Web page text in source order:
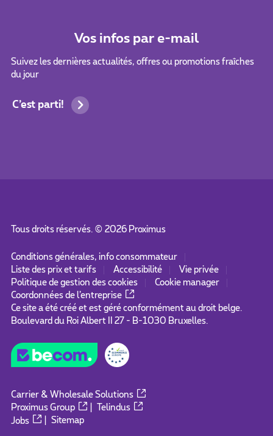
Vos infos par e-mail
Suivez les dernières actualités, offres ou promotions fraîches
du jour
C’est parti!
Tous droits réservés. © 2026Proximus
Conditions générales, info consommateur
Liste des prix et tarifs
Accessibilité
Vie privée
Politique de gestion des cookies
Cookie manager
Coordonnées de l’entreprise
Ce site a été créé et est géré conformément au droit belge.
Boulevard du Roi Albert II 27 - B-1030 Bruxelles.
Carrier & Wholesale Solutions
Proximus Group
Telindus
Jobs
|Sitemap